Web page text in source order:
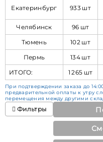
Екатеринбург 933 шт
Челябинск
96 шт
Тюмень
102 шт
Пермь
134 шт
ИТОГО:
1 265 шт
При подтверждении заказа до
предварительной оплаты к утру
перемещения между другими
Фильтры